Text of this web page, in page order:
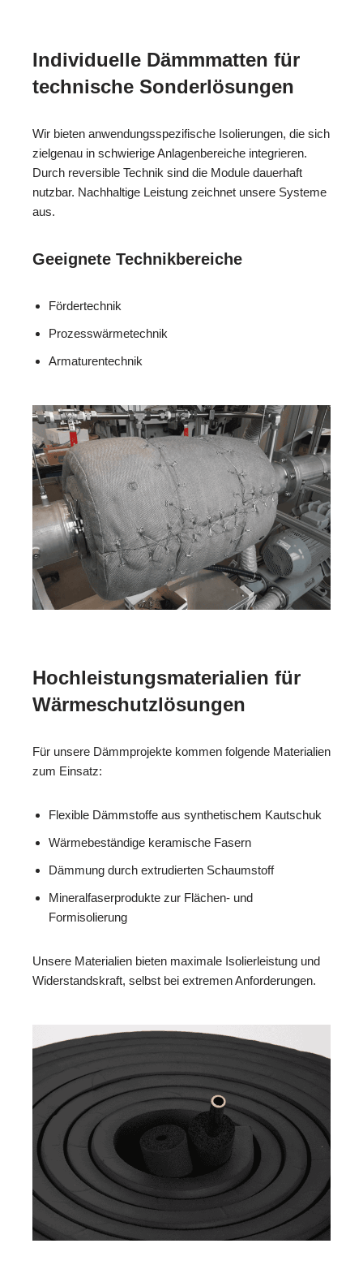
Individuelle Dämmmatten für
technische Sonderlösungen
Wir bieten anwendungsspezifische Isolierungen, die sich
zielgenau in schwierige Anlagenbereiche integrieren.
Durch reversible Technik sind die Module dauerhaft
nutzbar. Nachhaltige Leistung zeichnet unsere Systeme
aus.
Geeignete Technikbereiche
Fördertechnik
Prozesswärmetechnik
Armaturentechnik
Hochleistungsmaterialien für
Wärmeschutzlösungen
Für unsere Dämmprojekte kommen folgende Materialien
zum Einsatz:
Flexible Dämmstoffe aus synthetischem Kautschuk
Wärmebeständige keramische Fasern
Dämmung durch extrudierten Schaumstoff
Mineralfaserprodukte zur Flächen- und
Formisolierung
Unsere Materialien bieten maximale Isolierleistung und
Widerstandskraft, selbst bei extremen Anforderungen.